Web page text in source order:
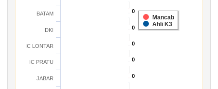
0
0
0
0
0
0
0
0
0
0
Mancab
Ahli K3
BATAM
DKI
IC LONTAR
IC PRATU
JABAR